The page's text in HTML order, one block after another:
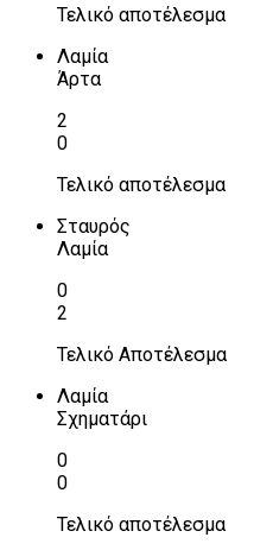
Τελικό αποτέλεσμα
Λαμία
Άρτα
2
0
Τελικό αποτέλεσμα
Σταυρός
Λαμία
0
2
Τελικό Αποτέλεσμα
Λαμία
Σχηματάρι
0
0
Τελικό αποτέλεσμα